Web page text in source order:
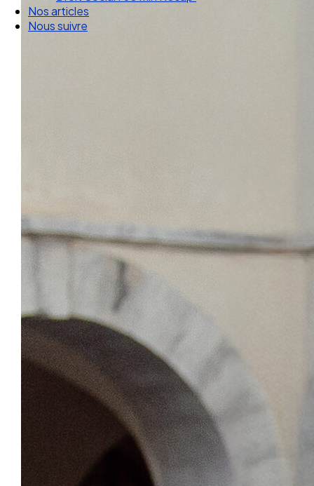
Droit Social : 60 min Recap’
Nos articles